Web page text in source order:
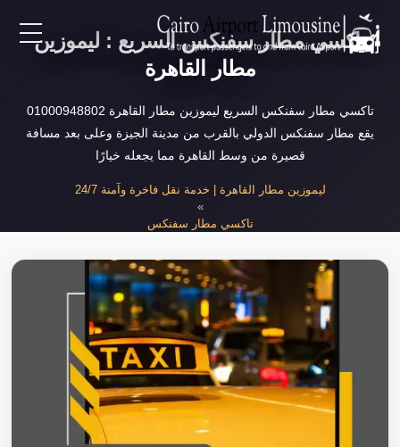
EN
AR
خدمات المطار
نحن
تاكسي مطار سفنكس السريع : ليموزين
مطار القاهرة
تاكسي مطار سفنكس السريع ليموزين مطار القاهرة 01000948802
يقع مطار سفنكس الدولي بالقرب من مدينة الجيزة وعلى بعد مسافة
قصيرة من وسط القاهرة مما يجعله خيارًا
ليموزين مطار القاهرة | خدمة نقل فاخرة وآمنة 24/7
تاكسي مطار سفنكس
تاكسي مطار سفنكس السريع